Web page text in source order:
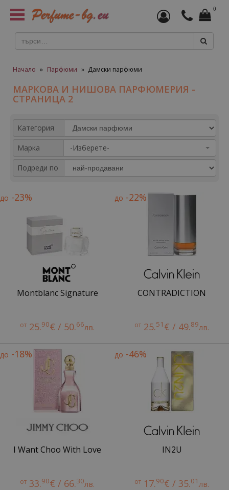
Toggle
navigation
0
Начало » Парфюми » Дамски парфюми
МАРКОВА И НИШОВА ПАРФЮМЕРИЯ -
СТРАНИЦА 2
Категория
Марка -Изберете-
Подреди по
до -23%
Montblanc Signature
от 25.90€ / 50.66лв.
до -22%
CONTRADICTION
от 25.51 € / 49.89лв.
до -18%
I Want Choo With Love
от 33.90€ / 66.30лв.
до -46%
IN2U
от 17.90€ / 35.01лв.